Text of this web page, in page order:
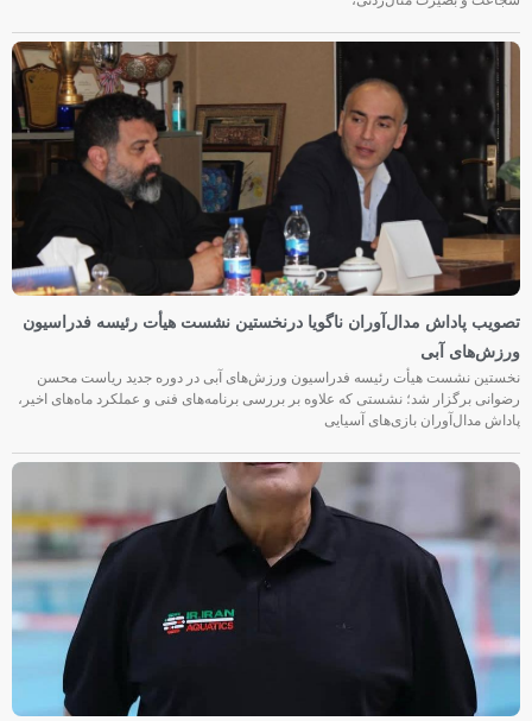
تصویب پاداش مدال‌آوران ناگویا درنخستین نشست هیأت رئیسه فدراسیون
ورزش‌های آبی
نخستین نشست هیأت رئیسه فدراسیون ورزش‌های آبی در دوره جدید ریاست محسن
رضوانی برگزار شد؛ نشستی که علاوه بر بررسی برنامه‌های فنی و عملکرد ماه‌های اخیر،
پاداش مدال‌آوران بازی‌های آسیایی